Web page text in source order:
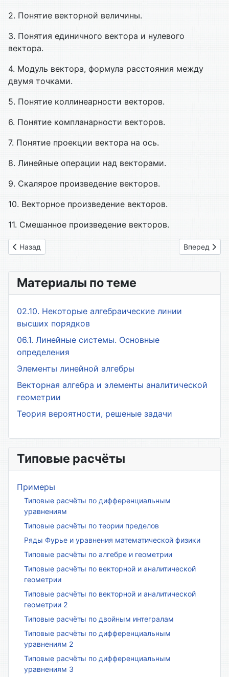
2. Понятие векторной величины.
3. Понятия единичного вектора и нулевого
вектора.
4. Модуль вектора, формула расстояния между
двумя точками.
5. Понятие коллинеарности векторов.
6. Понятие компланарности векторов.
7. Понятие проекции вектора на ось.
8. Линейные операции над векторами.
9. Скалярое произведение векторов.
10. Векторное произведение векторов.
11. Смешанное произведение векторов.
Предыдущий: 20. Векторное произведение
Назад Следующий:
Вперед
Материалы по теме
02.10. Некоторые алгебраические линии
высших порядков
06.1. Линейные системы. Основные
определения
Элементы линейной алгебры
Векторная алгебра и элементы аналитической
геометрии
Теория вероятности, решеные задачи
Типовые расчёты
Примеры
Типовые расчёты по дифференциальным
уравнениям
Типовые расчёты по теории пределов
Ряды Фурье и уравнения математической физики
Типовые расчёты по алгебре и геометрии
Типовые расчёты по векторной и аналитической
геометрии
Типовые расчёты по векторной и аналитической
геометрии 2
Типовые расчёты по двойным интегралам
Типовые расчёты по дифференциальным
уравнениям 2
Типовые расчёты по дифференциальным
уравнениям 3